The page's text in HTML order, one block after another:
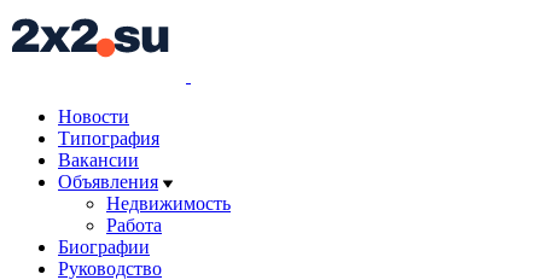
Новости
Типография
Вакансии
Объявления
Недвижимость
Работа
Биографии
Руководство